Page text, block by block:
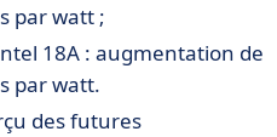
par watt ;
18A : augmentation de
par watt.
des futures